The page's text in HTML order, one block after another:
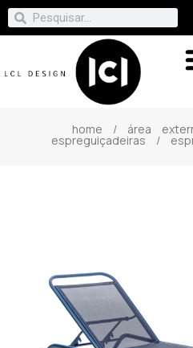
home / área
espreguiçadeiras /